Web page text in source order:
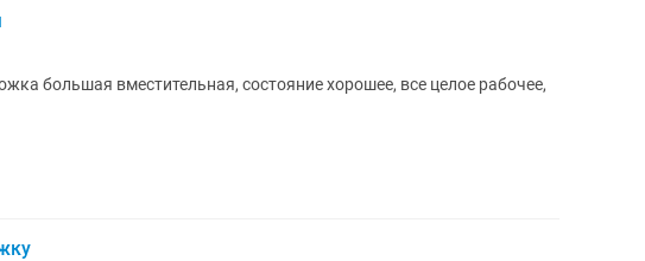
большая вместительная, состояние хорошее, все целое рабочее,